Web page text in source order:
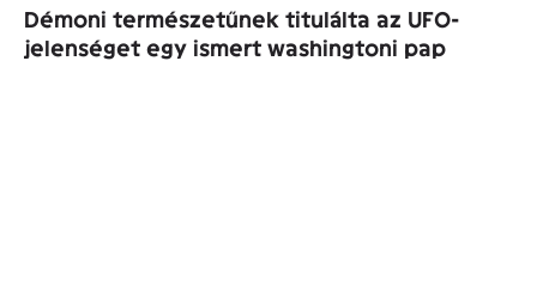
Démoni természetűnek titulálta az UFO-
jelenséget egy ismert washingtoni pap